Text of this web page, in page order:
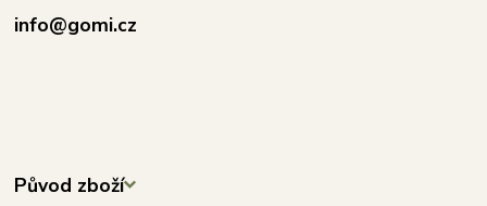
info@gomi.cz
Původ zboží